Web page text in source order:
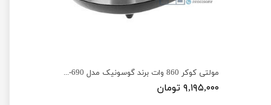
مولتی کوکر 860 وات برند گوسونیک مدل Gosonic GRC-690
۹,۱۹۵,۰۰۰ تومان